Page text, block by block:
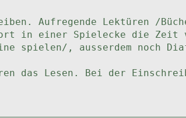
Aufregende Lektüren /
in einer Spielecke die Zeit
spielen/, ausserdem noch
das Lesen. Bei der